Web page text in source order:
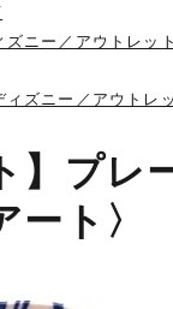
ズニー／アウトレッ
ィズニー／アウトレ
】プ
ト〉